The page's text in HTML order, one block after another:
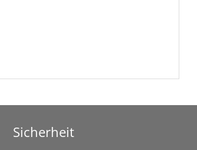
Sicherheit